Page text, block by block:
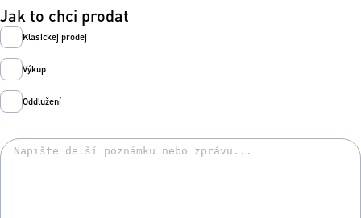
Jak to chci prodat
Klasickej prodej
Výkup
Oddlužení